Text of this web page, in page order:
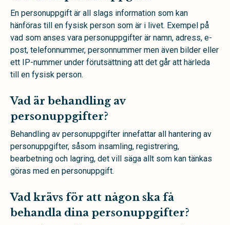
En personuppgift är all slags information som kan
hänföras till en fysisk person som är i livet. Exempel på
vad som anses vara personuppgifter är namn, adress, e-
post, telefonnummer, personnummer men även bilder eller
ett IP-nummer under förutsättning att det går att härleda
till en fysisk person.
Vad är behandling av
personuppgifter?
Behandling av personuppgifter innefattar all hantering av
personuppgifter, såsom insamling, registrering,
bearbetning och lagring, det vill säga allt som kan tänkas
göras med en personuppgift.
Vad krävs för att någon ska få
behandla dina personuppgifter?